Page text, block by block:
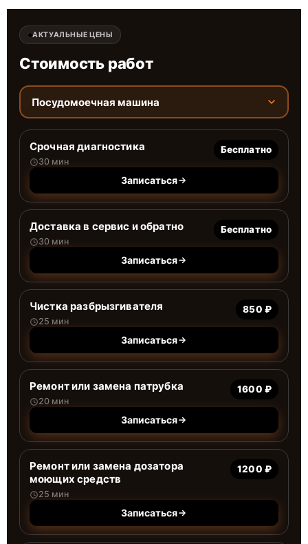
АКТУАЛЬНЫЕ ЦЕНЫ
Стоимость работ
Посудомоечная машина
Срочная диагностика
30 мин
Бесплатно
Записаться
Доставка в сервис и обратно
30 мин
Бесплатно
Записаться
Чистка разбрызгивателя
25 мин
850 ₽
Записаться
Ремонт или замена патрубка
20 мин
1600 ₽
Записаться
Ремонт или замена дозатора
моющих средств
25 мин
1200 ₽
Записаться